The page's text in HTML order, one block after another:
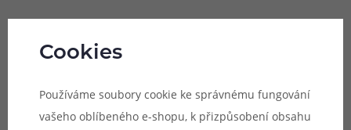
Dostupné odpory a styly potahování:
Cookies
Používáme soubory cookie ke správnému fungování
vašeho oblíbeného e-shopu, k přizpůsobení obsahu